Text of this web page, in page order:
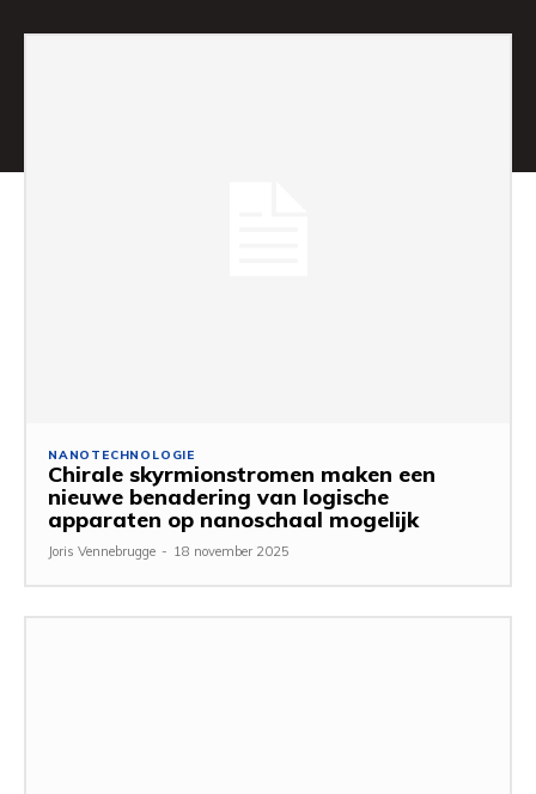
NANOTECHNOLOGIE
Chirale skyrmionstromen maken een
nieuwe benadering van logische
apparaten op nanoschaal mogelijk
Joris Vennebrugge - 18 november 2025